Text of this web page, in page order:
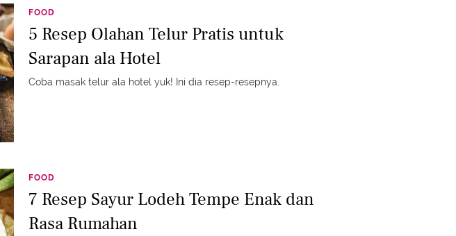
FOOD
5 Resep Olahan Telur Pratis untuk
Sarapan ala Hotel
Coba masak telur ala hotel yuk! Ini dia resep-resepnya.
FOOD
7 Resep Sayur Lodeh Tempe Enak dan
Rasa Rumahan